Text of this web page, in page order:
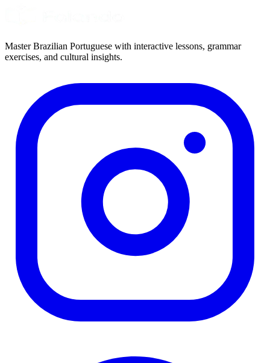
Master Brazilian Portuguese with interactive lessons, grammar
exercises, and cultural insights.